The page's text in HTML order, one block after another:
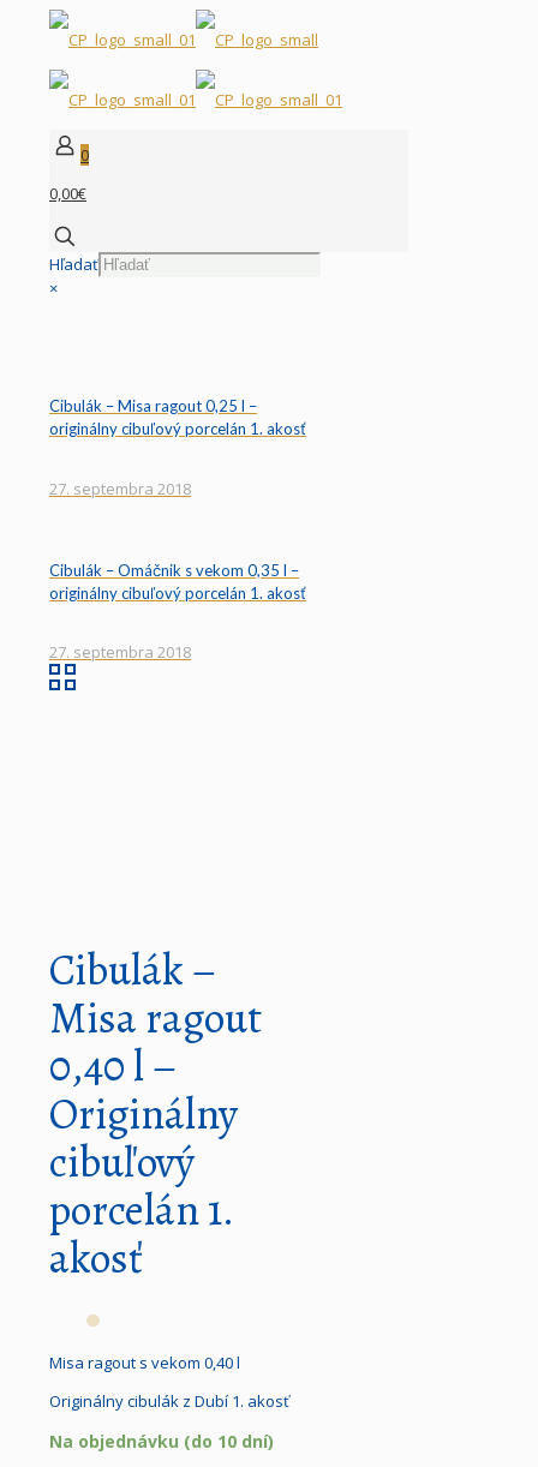
0
0,00€
Hľadať
×
Cibulák – Misa ragout 0,25 l –
originálny cibuľový porcelán 1. akosť
27. septembra 2018
Cibulák – Omáčnik s vekom 0,35 l –
originálny cibuľový porcelán 1. akosť
27. septembra 2018
Cibulák –
Misa ragout
0,40 l –
Originálny
cibuľový
porcelán 1.
akosť
Misa ragout s vekom 0,40 l
Originálny cibulák z Dubí 1. akosť
Na objednávku (do 10 dní)